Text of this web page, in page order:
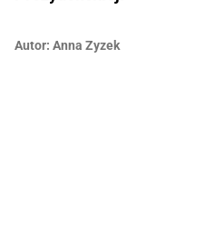
Autor: Anna Zyzek